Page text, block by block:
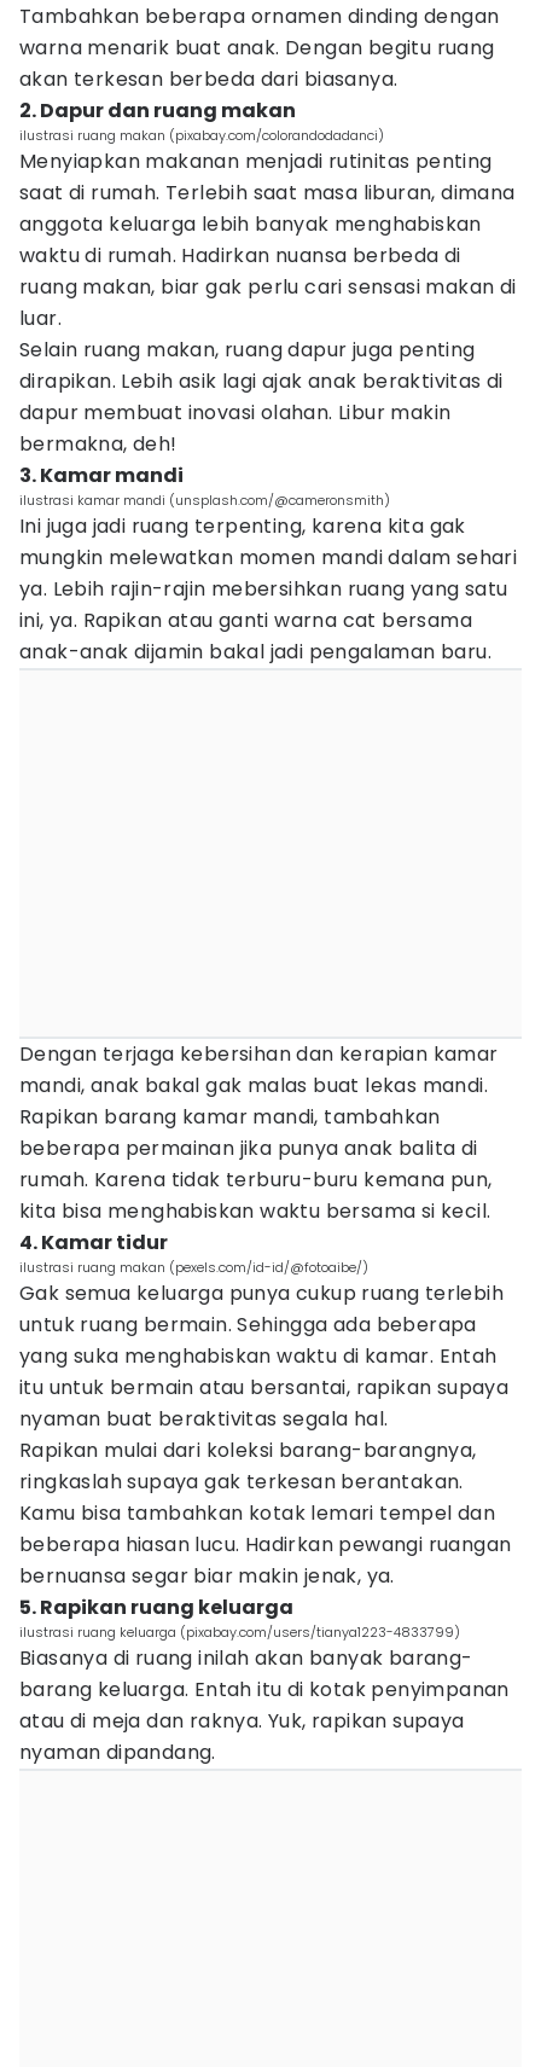
Tambahkan beberapa ornamen dinding dengan
warna menarik buat anak. Dengan begitu ruang
akan terkesan berbeda dari biasanya.
2. Dapur dan ruang makan
ilustrasi ruang makan (pixabay.com/colorandodadanci)
Menyiapkan makanan menjadi rutinitas penting
saat di rumah. Terlebih saat masa liburan, dimana
anggota keluarga lebih banyak menghabiskan
waktu di rumah. Hadirkan nuansa berbeda di
ruang makan, biar gak perlu cari sensasi makan di
luar.
Selain ruang makan, ruang dapur juga penting
dirapikan. Lebih asik lagi ajak anak beraktivitas di
dapur membuat inovasi olahan. Libur makin
bermakna, deh!
3. Kamar mandi
ilustrasi kamar mandi (unsplash.com/@cameronsmith)
Ini juga jadi ruang terpenting, karena kita gak
mungkin melewatkan momen mandi dalam sehari
ya. Lebih rajin-rajin mebersihkan ruang yang satu
ini, ya. Rapikan atau ganti warna cat bersama
anak-anak dijamin bakal jadi pengalaman baru.
Dengan terjaga kebersihan dan kerapian kamar
mandi, anak bakal gak malas buat lekas mandi.
Rapikan barang kamar mandi, tambahkan
beberapa permainan jika punya anak balita di
rumah. Karena tidak terburu-buru kemana pun,
kita bisa menghabiskan waktu bersama si kecil.
4. Kamar tidur
ilustrasi ruang makan (pexels.com/id-id/@fotoaibe/)
Gak semua keluarga punya cukup ruang terlebih
untuk ruang bermain. Sehingga ada beberapa
yang suka menghabiskan waktu di kamar. Entah
itu untuk bermain atau bersantai, rapikan supaya
nyaman buat beraktivitas segala hal.
Rapikan mulai dari koleksi barang-barangnya,
ringkaslah supaya gak terkesan berantakan.
Kamu bisa tambahkan kotak lemari tempel dan
beberapa hiasan lucu. Hadirkan pewangi ruangan
bernuansa segar biar makin jenak, ya.
5. Rapikan ruang keluarga
ilustrasi ruang keluarga (pixabay.com/users/tianya1223-4833799)
Biasanya di ruang inilah akan banyak barang-
barang keluarga. Entah itu di kotak penyimpanan
atau di meja dan raknya. Yuk, rapikan supaya
nyaman dipandang.